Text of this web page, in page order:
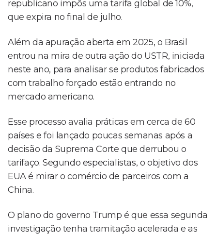
republicano impôs uma tarifa global de 10%,
que expira no final de julho.
Além da apuração aberta em 2025, o Brasil
entrou na mira de outra ação do USTR, iniciada
neste ano, para analisar se produtos fabricados
com trabalho forçado estão entrando no
mercado americano.
Esse processo avalia práticas em cerca de 60
países e foi lançado poucas semanas após a
decisão da Suprema Corte que derrubou o
tarifaço. Segundo especialistas, o objetivo dos
EUA é mirar o comércio de parceiros com a
China.
O plano do governo Trump é que essa segunda
investigação tenha tramitação acelerada e as